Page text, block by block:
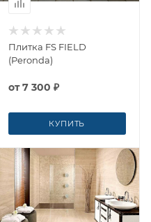
Плитка FS FIELD
(Peronda)
от7 300 ₽
КУПИТЬ